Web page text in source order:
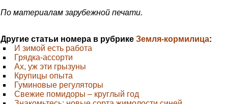
По материалам зарубежной печати.
Другие статьи номера в рубрике Земля-кормилица:
И зимой есть работа
Грядка-ассорти
Ах, уж эти грызуны
Крупицы опыта
Гуминовые регуляторы
Свежие помидоры – круглый год